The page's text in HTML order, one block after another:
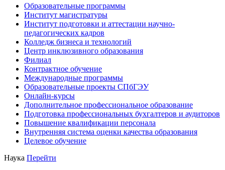
Образовательные программы
Институт магистратуры
Институт подготовки и аттестации научно-
педагогических кадров
Колледж бизнеса и технологий
Центр инклюзивного образования
Филиал
Контрактное обучение
Международные программы
Образовательные проекты СПбГЭУ
Онлайн-курсы
Дополнительное профессиональное образование
Подготовка профессиональных бухгалтеров и аудиторов
Повышение квалификации персонала
Внутренняя система оценки качества образования
Целевое обучение
Наука Перейти